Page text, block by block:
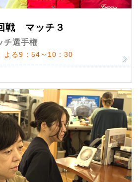
戦 マッチ３
チ選手権
よる9：54～10：30